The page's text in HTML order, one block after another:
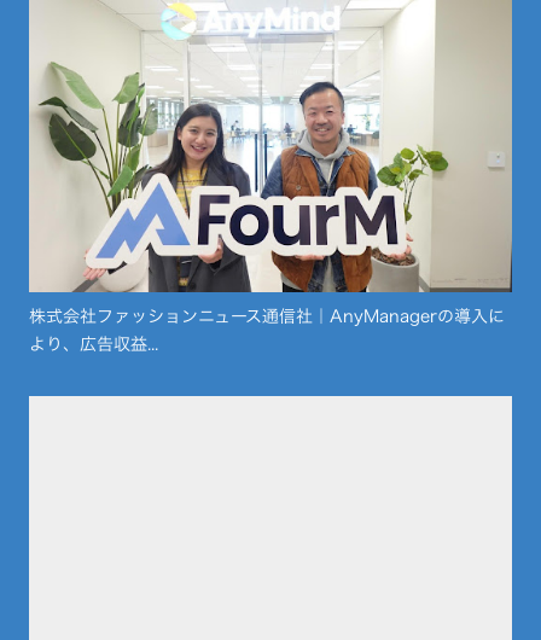
株式会社ファッションニュース通信社｜AnyManagerの導入に
より、広告収益...